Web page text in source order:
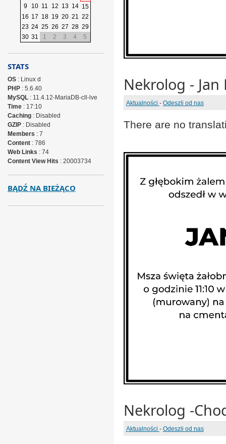
Nekrolog - Jan
Aktualności - Odeszli od nas
There are no
Nekrolog -
Aktualności - Odeszli od nas
9
10 11 12 13 14 15
16 17 18 19 20 21 22
23 24 25 26 27 28 29
30 31 1 2 3 4 5
STATS
OS: Linux d
PHP: 5.6.40
MySQL: 11.4.12-MariaDB-cll-lve
Time: 17:10
Caching: Disabled
GZIP: Disabled
Members : 7
Content: 786
Web Links : 74
Content View Hits : 20003734
BĄDŹ NA BIEŻĄCO